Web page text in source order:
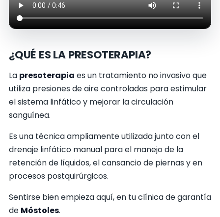
¿QUÉ ES LA PRESOTERAPIA?
La presoterapia es un tratamiento no invasivo que
utiliza presiones de aire controladas para estimular
el sistema linfático y mejorar la circulación
sanguínea.
Es una técnica ampliamente utilizada junto con el
drenaje linfático manual para el manejo de la
retención de líquidos, el cansancio de piernas y en
procesos postquirúrgicos.
Sentirse bien empieza aquí, en tu clínica de garantía
de Móstoles.